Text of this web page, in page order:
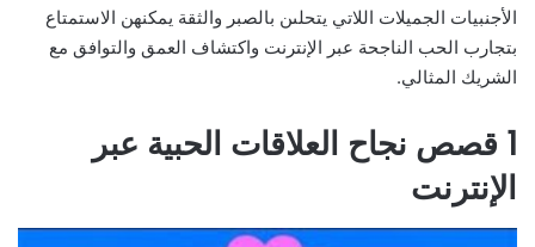
الأجنبيات الجميلات اللاتي يتحلىن بالصبر والثقة يمكنهن الاستمتاع
بتجارب الحب الناجحة عبر الإنترنت واكتشاف العمق والتوافق مع
الشريك المثالي.
1 قصص نجاح العلاقات الحبية عبر
الإنترنت